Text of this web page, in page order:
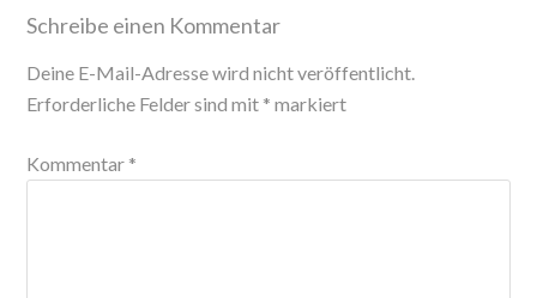
Schreibe einen Kommentar
Deine E-Mail-Adresse wird nicht veröffentlicht.
Erforderliche Felder sind mit * markiert
Kommentar *